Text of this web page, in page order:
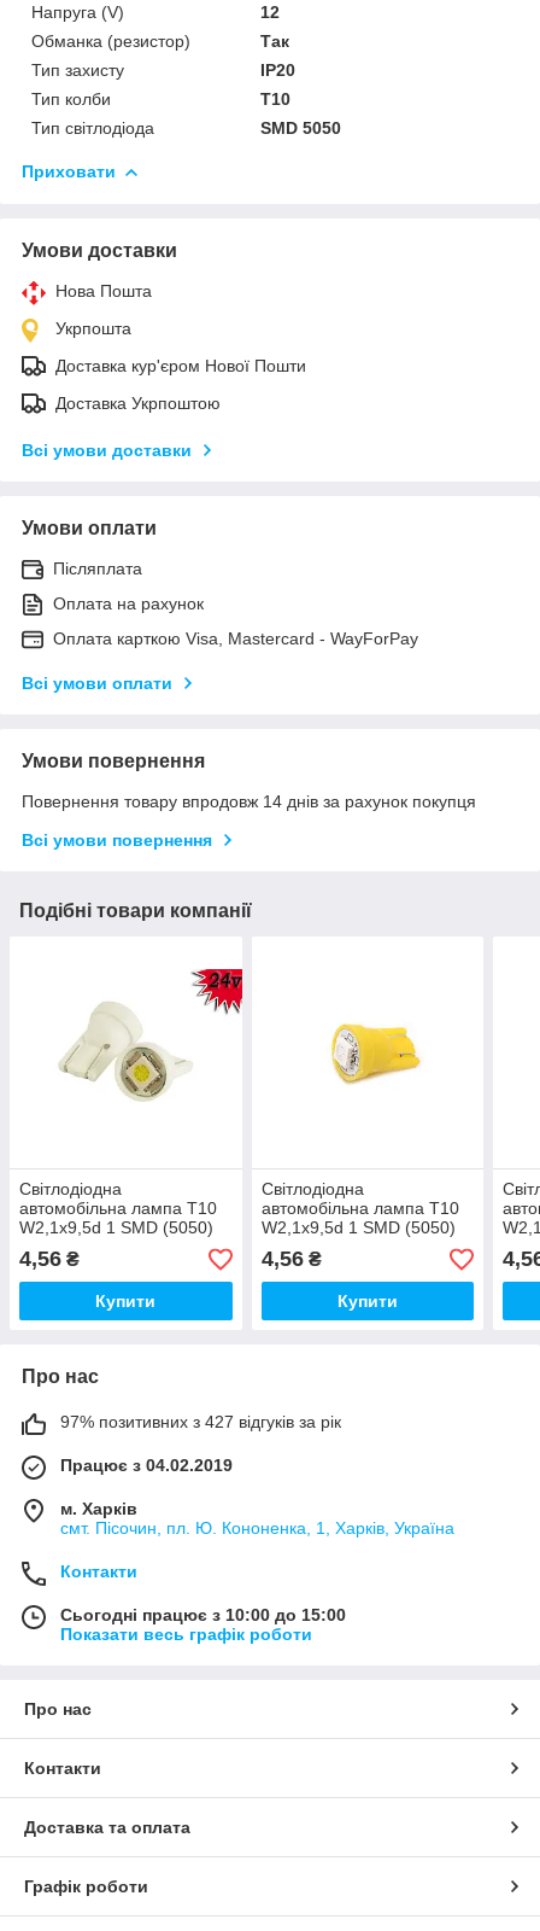
Напруга (V)
12
Обманка (резистор)
Так
Тип захисту
IP20
Тип колби
T10
Тип світлодіода
SMD 5050
Приховати
Умови доставки
Нова Пошта
Укрпошта
Доставка кур'єром Нової Пошти
Доставка Укрпоштою
Всі умови доставки
Умови оплати
Післяплата
Оплата на рахунок
Оплата карткою Visa, Mastercard - WayForPay
Всі умови оплати
Умови повернення
Повернення товару впродовж 14 днів за рахунок покупця
Всі умови повернення
Подібні товари компанії
Світлодіодна
автомобільна лампа T10
W2,1x9,5d 1 SMD (5050)
24V WHITE
4,56 ₴
Купити
Світлодіодна
автомобільна лампа T10
W2,1x9,5d 1 SMD (5050)
12V YELLOW
4,56₴
Купити
12V
Про нас
97% позитивних з 427 відгуків за рік
Працює з 04.02.2019
м. Харків
смт. Пісочин, пл. Ю. Кононенка, 1, Харків, Україна
Контакти
Сьогодні працює з 10:00 до 15:00
Показати весь графік роботи
Про нас
Контакти
Доставка та оплата
Графік роботи